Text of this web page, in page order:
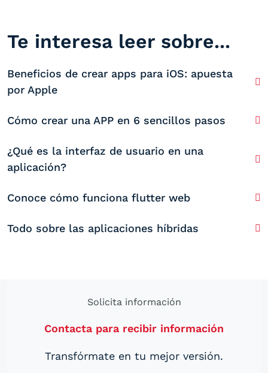
Te interesa leer sobre...
Beneficios de crear apps para iOS: apuesta
por Apple
Cómo crear una APP en 6 sencillos pasos
¿Qué es la interfaz de usuario en una
aplicación?
Conoce cómo funciona flutter web
Todo sobre las aplicaciones híbridas
Solicita información
Contacta para recibir información
Transfórmate en tu mejor versión.